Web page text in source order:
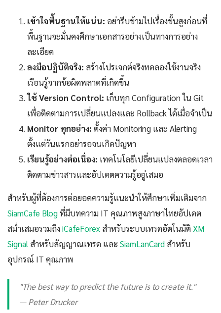
เข้าใจพื้นฐานให้แน่น: อย่ารีบข้ามไปเรื่องขั้นสูงก่อนที่
พื้นฐานจะมั่นคงศึกษาเอกสารอย่างเป็นทางการอย่าง
ละเอียด
ลงมือปฏิบัติจริง: สร้างโปรเจกต์จริงทดลองใช้งานจริง
เรียนรู้จากข้อผิดพลาดที่เกิดขึ้น
ใช้ Version Control: เก็บทุก Configuration ใน Git
เพื่อติดตามการเปลี่ยนแปลงและ Rollback ได้เมื่อจำเป็น
Monitor ทุกอย่าง: ตั้งค่า Monitoring และ Alerting
ตั้งแต่วันแรกอย่ารอจนเกิดปัญหา
เรียนรู้อย่างต่อเนื่อง: เทคโนโลยีเปลี่ยนแปลงตลอดเวลา
ติดตามข่าวสารและอัปเดตความรู้อยู่เสมอ
สำหรับผู้ที่ต้องการต่อยอดความรู้แนะนำให้ศึกษาเพิ่มเติมจาก
SiamCafe Blogที่มีบทความ IT คุณภาพสูงภาษาไทยอัปเดต
สม่ำเสมอรวมถึงiCafeForex สำหรับระบบเทรดอัตโนมัติ XM
Signal สำหรับสัญญาณเทรด และ SiamLanCard สำหรับ
อุปกรณ์ IT คุณภาพ
"The best way to predict the future is to create it."
— Peter Drucker